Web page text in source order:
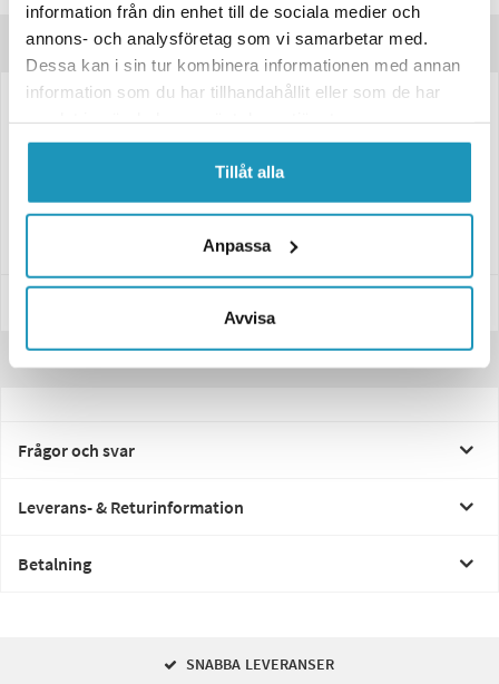
information från din enhet till de sociala medier och
annons- och analysföretag som vi samarbetar med.
Dessa kan i sin tur kombinera informationen med annan
information som du har tillhandahållit eller som de har
Tillåt alla
Anpassa
Avvisa
Produktinformation
Låg strömförbrukningför ökad energieffektivitet
Frågor och svar
Leverans- & Returinformation
Betalning
SNABBA LEVERANSER